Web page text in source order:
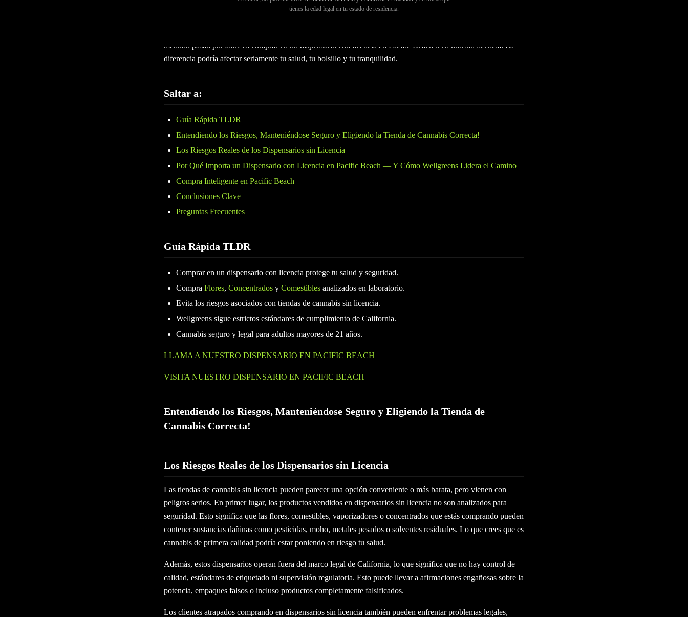
tienes la edad legal en tu estado de residencia.
Pacific Beach es famoso por su ambiente relajado, sus costas bañadas por el sol y su animada escena de
menudo pasan por alto? Si comprar en un dispensario con licencia en Pacific Beach o en uno sin licencia. La
diferencia podría afectar seriamente tu salud, tu bolsillo y tu tranquilidad.
Saltar a:
Guía Rápida TLDR
Entendiendo los Riesgos, Manteniéndose Seguro y Eligiendo la Tienda de Cannabis Correcta!
Los Riesgos Reales de los Dispensarios sin Licencia
Por Qué Importa un Dispensario con Licencia en Pacific Beach — Y Cómo Wellgreens Lidera el Camino
Compra Inteligente en Pacific Beach
Conclusiones Clave
Preguntas Frecuentes
Guía Rápida TLDR
Comprar en un dispensario con licencia protege tu salud y seguridad.
Compra Flores, Concentrados y Comestibles analizados en laboratorio.
Evita los riesgos asociados con tiendas de cannabis sin licencia.
Wellgreens sigue estrictos estándares de cumplimiento de California.
Cannabis seguro y legal para adultos mayores de 21 años.
LLAMA A NUESTRO DISPENSARIO EN PACIFIC BEACH
VISITA NUESTRO DISPENSARIO EN PACIFIC BEACH
Entendiendo los Riesgos, Manteniéndose Seguro y Eligiendo la Tienda de
Cannabis Correcta!
Los Riesgos Reales de los Dispensarios sin Licencia
Las tiendas de cannabis sin licencia pueden parecer una opción conveniente o más barata, pero vienen con
peligros serios. En primer lugar, los productos vendidos en dispensarios sin licencia no son analizados para
seguridad. Esto significa que las flores, comestibles, vaporizadores o concentrados que estás comprando pueden
contener sustancias dañinas como pesticidas, moho, metales pesados o solventes residuales. Lo que crees que es
cannabis de primera calidad podría estar poniendo en riesgo tu salud.
Además, estos dispensarios operan fuera del marco legal de California, lo que significa que no hay control de
calidad, estándares de etiquetado ni supervisión regulatoria. Esto puede llevar a afirmaciones engañosas sobre la
potencia, empaques falsos o incluso productos completamente falsificados.
Los clientes atrapados comprando en dispensarios sin licencia también pueden enfrentar problemas legales,